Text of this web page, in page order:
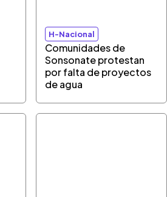
H-Nacional
Comunidades de
Sonsonate protestan
por falta de proyectos
de agua